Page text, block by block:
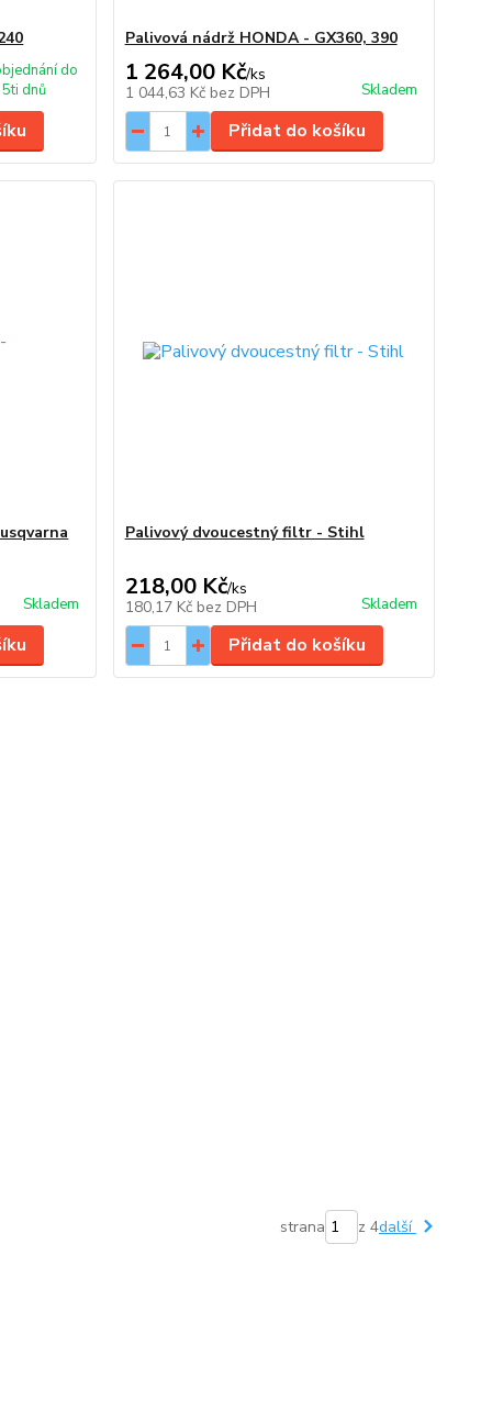
do
5ti dnů
Palivová nádrž HONDA - GX360, 390
1 264,00 Kč/ks
1 044,63 Kč bez DPH Skladem
Přidat do košíku
Skladem
Palivový dvoucestný filtr - Stihl
218,00 Kč/ks
180,17 Kč bez DPH Skladem
Přidat do košíku
strana z 4další